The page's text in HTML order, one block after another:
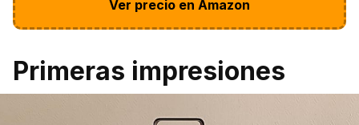
Ver precio en Amazon
Primeras impresiones